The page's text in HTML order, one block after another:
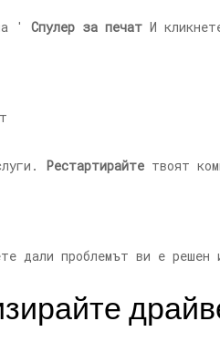
' Спулер за печат И
Рестартирайте твоят
дали проблемът ви е